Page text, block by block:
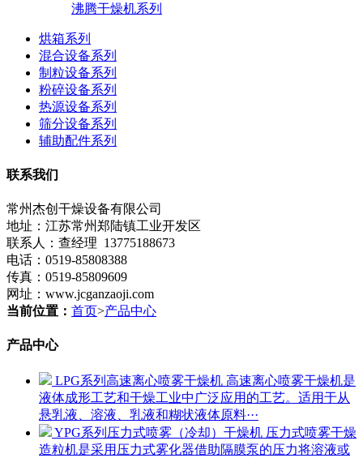
沸腾干燥机系列
烘箱系列
混合设备系列
制粒设备系列
粉碎设备系列
热源设备系列
筛分设备系列
辅助配件系列
联系我们
常州杰创干燥设备有限公司
地址：江苏常州郑陆镇工业开发区
联系人：查经理 13775188673
电话：0519-85808388
传真：0519-85809609
网址：www.jcganzaoji.com
当前位置： 首页>产品中心
产品中心
LPG系列高速离心喷雾干燥机 高速离心喷雾干燥机是
液体成形工艺和干燥工业中广泛应用的工艺。适用于从
悬乳液、溶液、乳液和糊状液体原料···
YPG系列压力式喷雾（冷却）干燥机 压力式喷雾干燥
造粒机是采用压力式雾化器借助隔膜泵的压力将溶液或